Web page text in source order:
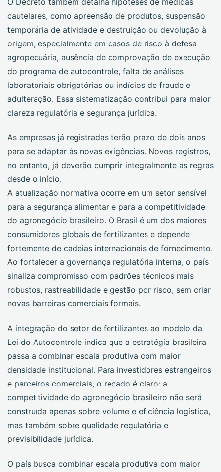
O Decreto também detalha hipóteses de medidas
cautelares, como apreensão de produtos, suspensão
temporária de atividade e destruição ou devolução à
origem, especialmente em casos de risco à defesa
agropecuária, ausência de comprovação de execução
do programa de autocontrole, falta de análises
laboratoriais obrigatórias ou indícios de fraude e
adulteração. Essa sistematização contribui para maior
clareza regulatória e segurança jurídica.
As empresas já registradas terão prazo de dois anos
para se adaptar às novas exigências. Novos registros,
no entanto, já deverão cumprir integralmente as regras
desde o início.
A atualização normativa ocorre em um setor sensível
para a segurança alimentar e para a competitividade
do agronegócio brasileiro. O Brasil é um dos maiores
consumidores globais de fertilizantes e depende
fortemente de cadeias internacionais de fornecimento.
Ao fortalecer a governança regulatória interna, o país
sinaliza compromisso com padrões técnicos mais
robustos, rastreabilidade e gestão por risco, sem criar
novas barreiras comerciais formais.
A integração do setor de fertilizantes ao modelo da
Lei do Autocontrole indica que a estratégia brasileira
passa a combinar escala produtiva com maior
densidade institucional. Para investidores estrangeiros
e parceiros comerciais, o recado é claro: a
competitividade do agronegócio brasileiro não será
construída apenas sobre volume e eficiência logística,
mas também sobre qualidade regulatória e
previsibilidade jurídica.
O país busca combinar escala produtiva com maior